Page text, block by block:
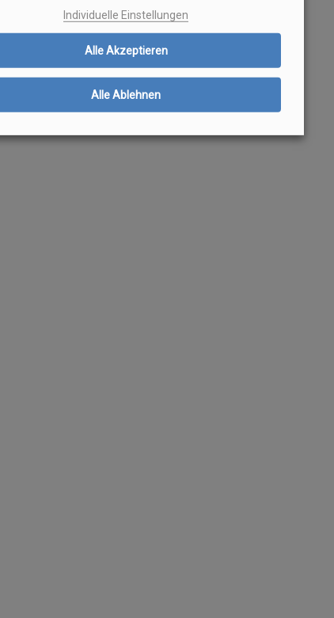
Individuelle Einstellungen
Alle Akzeptieren
Alle Ablehnen